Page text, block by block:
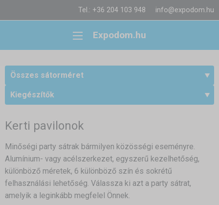
Tel.: +36 204 103 948 info@expodom.hu
Expodom.hu
Összes sátorméret
Kiegészítők
Kerti pavilonok
Minőségi party sátrak bármilyen közösségi eseményre.
Alumínium- vagy acélszerkezet, egyszerű kezelhetőség,
különböző méretek, 6 különböző szín és sokrétű
felhasználási lehetőség. Válassza ki azt a party sátrat,
amelyik a leginkább megfelel Önnek.